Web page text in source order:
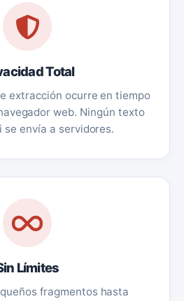
Total
extracción ocurre en tiempo
web. Ningún texto
se envía a servidores.
Límites
fragmentos hasta